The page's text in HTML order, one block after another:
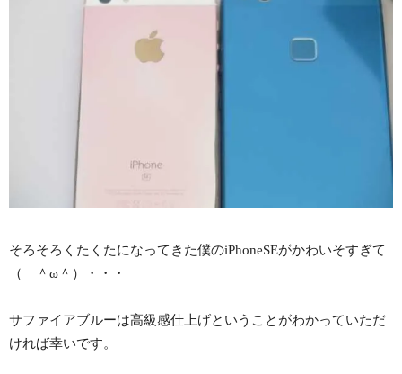
そろそろくたくたになってきた僕のiPhoneSEがかわいそすぎて
（ ＾ω＾）・・・
サファイアブルーは高級感仕上げということがわかっていただ
ければ幸いです。